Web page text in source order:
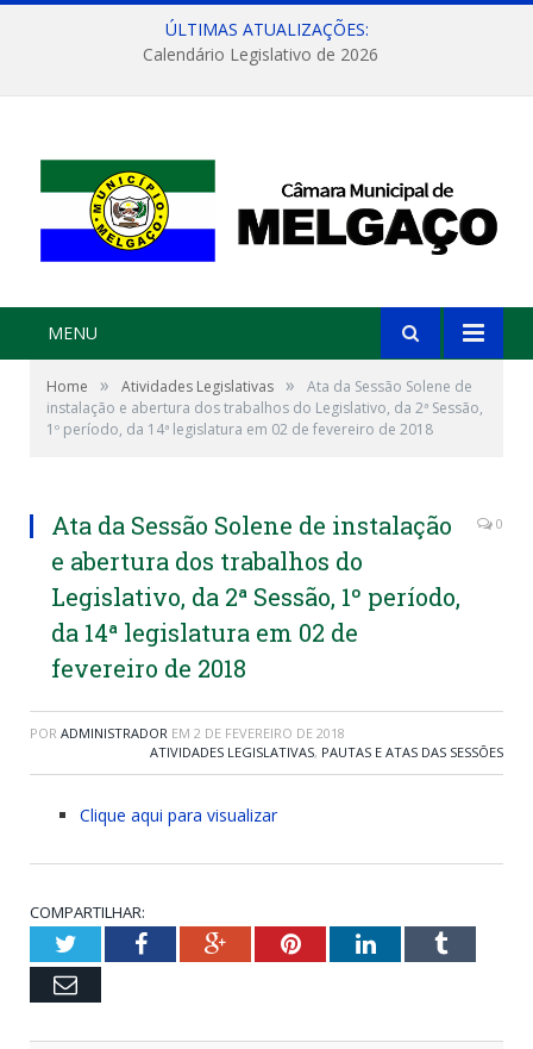
ÚLTIMAS ATUALIZAÇÕES:
Calendário Legislativo de 2026
MENU
Home » Atividades Legislativas »
Ata da Sessão Solene de
instalação e abertura dos trabalhos do Legislativo, da 2ª Sessão,
1º período, da 14ª legislatura em 02 de fevereiro de 2018
Ata da Sessão Solene de instalação
e abertura dos trabalhos do
Legislativo, da 2ª Sessão, 1º período,
da 14ª legislatura em 02 de
fevereiro de 2018
0
POR ADMINISTRADOR EM 2 DE FEVEREIRO DE 2018
ATIVIDADES LEGISLATIVAS, PAUTAS E ATAS DAS SESSÕES
Clique aqui para visualizar
COMPARTILHAR:
TwitterFacebookGoogle+PinterestLinkedInTumblr
Email